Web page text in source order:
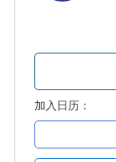
加入日历：